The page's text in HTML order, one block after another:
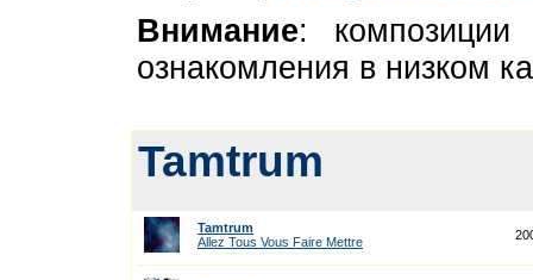
Внимание: композиции
ознакомления в низком
Tamtrum
Tamtrum
Allez Tous Vous Faire Mettre